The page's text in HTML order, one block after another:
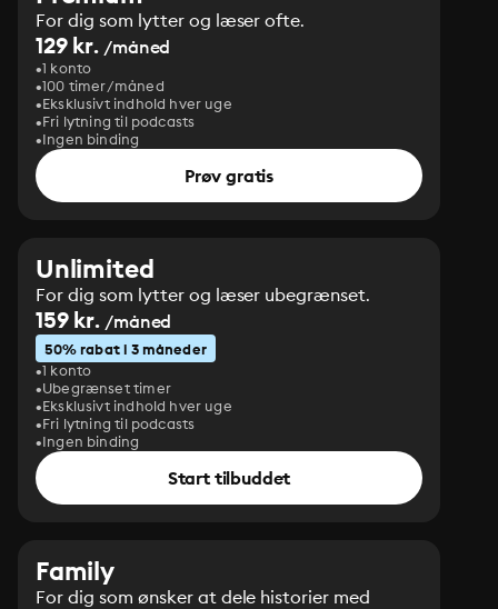
For dig som lytter og læser ofte.
129 kr. /måned
1 konto
100 timer/måned
Eksklusivt indhold hver uge
Fri lytning til podcasts
Ingen binding
Prøv gratis
Unlimited
For dig som lytter og læser ubegrænset.
159 kr. /måned
50% rabat i 3 måneder
1 konto
Ubegrænset timer
Eksklusivt indhold hver uge
Fri lytning til podcasts
Ingen binding
Start tilbuddet
Family
For dig som ønsker at dele historier med